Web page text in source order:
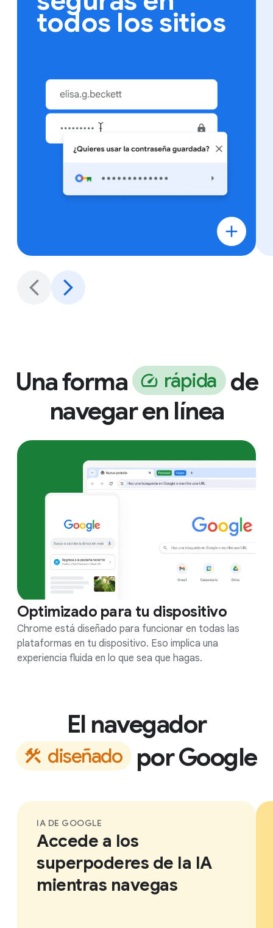
todos los sitios
Una forma rápida de
navegar en línea
Optimizado para tu dispositivo
Chrome está diseñado para funcionar en todas las
plataformas en tu dispositivo. Eso implica una
experiencia fluida en lo que sea que hagas.
El navegador
diseñado por Google
IA DE GOOGLE
Accede a los
superpoderes de la IA
mientras navegas